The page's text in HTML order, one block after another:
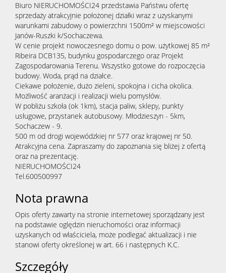
Biuro NIERUCHOMOŚCI24 przedstawia Państwu ofertę
sprzedaży atrakcyjnie położonej działki wraz z uzyskanymi
warunkami zabudowy o powierzchni 1500m² w miejscowości
Janów-Ruszki k/Sochaczewa.
W cenie projekt nowoczesnego domu o pow. użytkowej 85 m²
Ribeira DCB135, budynku gospodarczego oraz Projekt
Zagospodarowania Terenu. Wszystko gotowe do rozpoczęcia
budowy. Woda, prąd na działce.
Ciekawe położenie, dużo zieleni, spokojna i cicha okolica.
Możliwość aranżacji i realizacji wielu pomysłów.
W pobliżu szkoła (ok 1km), stacja paliw, sklepy, punkty
usługowe, przystanek autobusowy. Młodzieszyn - 5km,
Sochaczew - 9.
500 m od drogi wojewódzkiej nr 577 oraz krajowej nr 50.
Atrakcyjna cena. Zapraszamy do zapoznania się bliżej z ofertą
oraz na prezentację.
NIERUCHOMOŚCI24
Tel.600500997
Nota prawna
Opis oferty zawarty na stronie internetowej sporządzany jest
na podstawie oględzin nieruchomości oraz informacji
uzyskanych od właściciela, może podlegać aktualizacji i nie
stanowi oferty określonej w art. 66 i następnych K.C.
Szczegóły